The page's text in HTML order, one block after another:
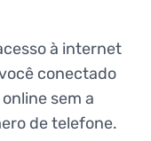
à internet
conectado
sem a
de telefone.